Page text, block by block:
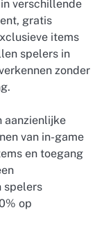
verschillende
gratis
items
spelers in
zonder
aanzienlijke
van in-game
en toegang
spelers
op